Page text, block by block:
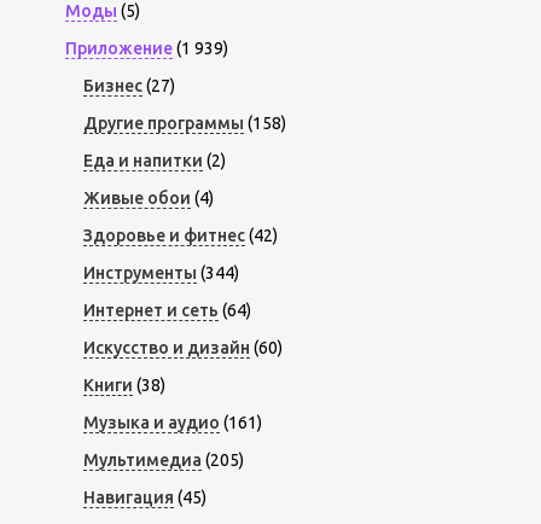
Моды (5)
Приложение(1 939)
Бизнес(27)
Другие программы (158)
Еда и напитки (2)
Живые обои (4)
Здоровье и фитнес(42)
Инструменты (344)
Интернет и сеть (64)
Искусство и дизайн (60)
Книги (38)
Музыка и аудио (161)
Мультимедиа (205)
Навигация (45)